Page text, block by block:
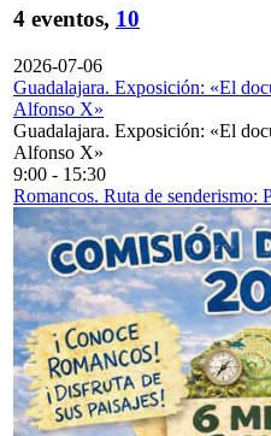
4 eventos, 10
2026-07-06
Guadalajara. Exposición: «El
Alfonso X»
Guadalajara. Exposición: «El
Alfonso X»
9:00 - 15:30
Romancos. Ruta de senderismo: